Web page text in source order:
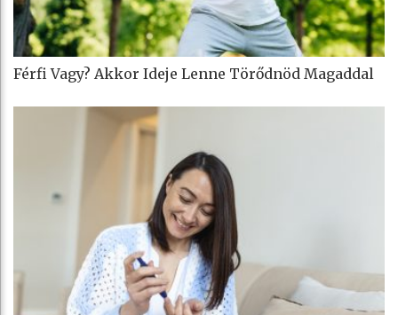
Férfi Vagy? Akkor Ideje Lenne Törődnöd Magaddal